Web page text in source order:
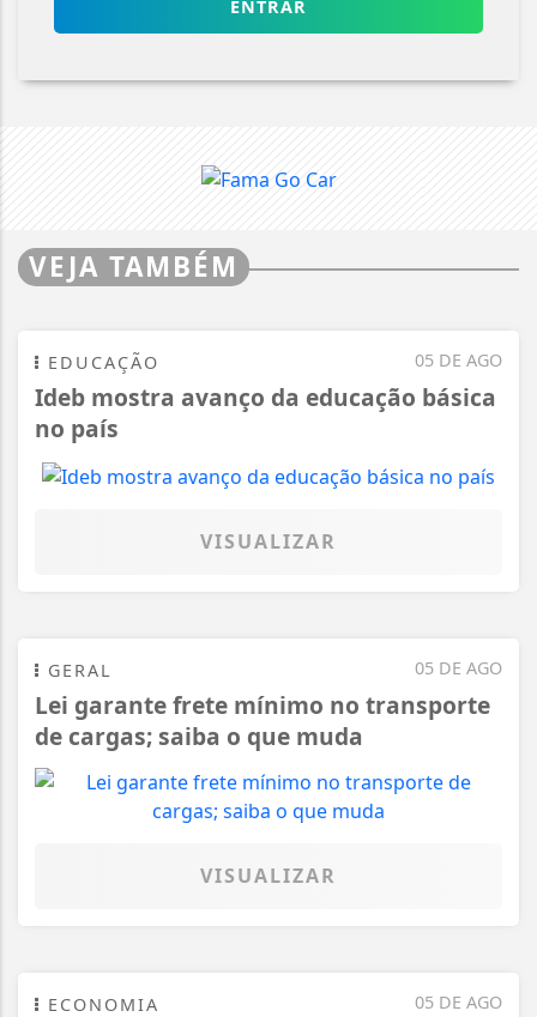
ENTRAR
VEJA TAMBÉM
05 DE AGO
EDUCAÇÃO
Ideb mostra avanço da educação básica
no país
VISUALIZAR
05 DE AGO
GERAL
Lei garante frete mínimo no transporte
de cargas; saiba o que muda
VISUALIZAR
05 DE AGO
ECONOMIA